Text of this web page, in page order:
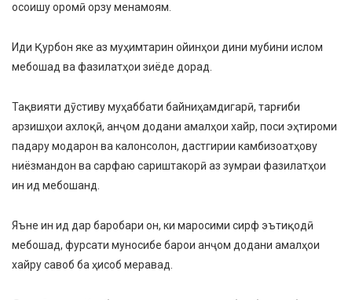
осоишу оромӣ орзу менамоям.
Иди Қурбон яке аз муҳимтарин ойинҳои дини мубини ислом
мебошад ва фазилатҳои зиёде дорад.
Тақвияти дӯстиву муҳаббати байниҳамдигарӣ, тарғиби
арзишҳои ахлоқӣ, анҷом додани амалҳои хайр, поси эҳтироми
падару модарон ва калонсолон, дастгирии камбизоатҳову
ниёзмандон ва сарфаю сариштакорӣ аз зумраи фазилатҳои
ин ид мебошанд.
Яъне ин ид дар баробари он, ки маросими сирф эътиқодӣ
мебошад, фурсати муносибе барои анҷом додани амалҳои
хайру савоб ба ҳисоб меравад.